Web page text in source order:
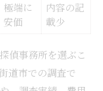
極端に
安価
内容の記
載少
偵事務所を選ぶこ
道市での調査で